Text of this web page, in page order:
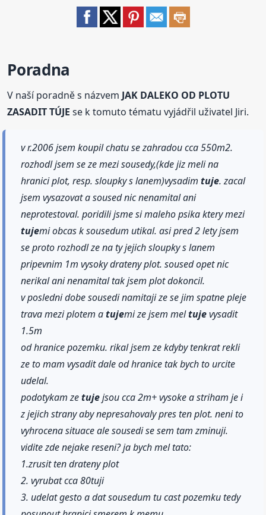
Poradna
V naší poradně s názvemJAK DALEKO OD PLOTU
ZASADIT TÚJE se k tomuto tématu vyjádřil uživatel Jiri.
v r.2006 jsem koupil chatu se zahradou cca 550m2.
rozhodl jsem se ze mezi sousedy,(kde jiz meli na
hranici plot, resp. sloupky s lanem)vysadimtuje. zacal
jsem vysazovat a soused nic nenamital ani
neprotestoval. poridili jsme si maleho psika ktery mezi
tujemi obcas k sousedum utikal. asi pred 2 lety jsem
se proto rozhodl ze na ty jejich sloupky s lanem
pripevnim 1m vysoky drateny plot. soused opet nic
nerikal ani nenamital tak jsem plot dokoncil.
v posledni dobe sousedi namitaji ze se jim spatne pleje
trava mezi plotem atujemi ze jsem meltujevysadit
1.5m
od hranice pozemku. rikal jsem ze kdyby tenkrat rekli
ze to mam vysadit dale od hranice tak bych to urcite
udelal.
podotykam zetujejsou cca 2m+ vysoke a striham je i
z jejich strany aby nepresahovaly pres ten plot. neni to
vyhrocena situace ale sousedi se sem tam zminuji.
vidite zde nejake reseni? ja bych mel tato:
1.zrusit ten drateny plot
2. vyrubat cca 80tuji
3. udelat gesto a dat sousedum tu cast pozemku tedy